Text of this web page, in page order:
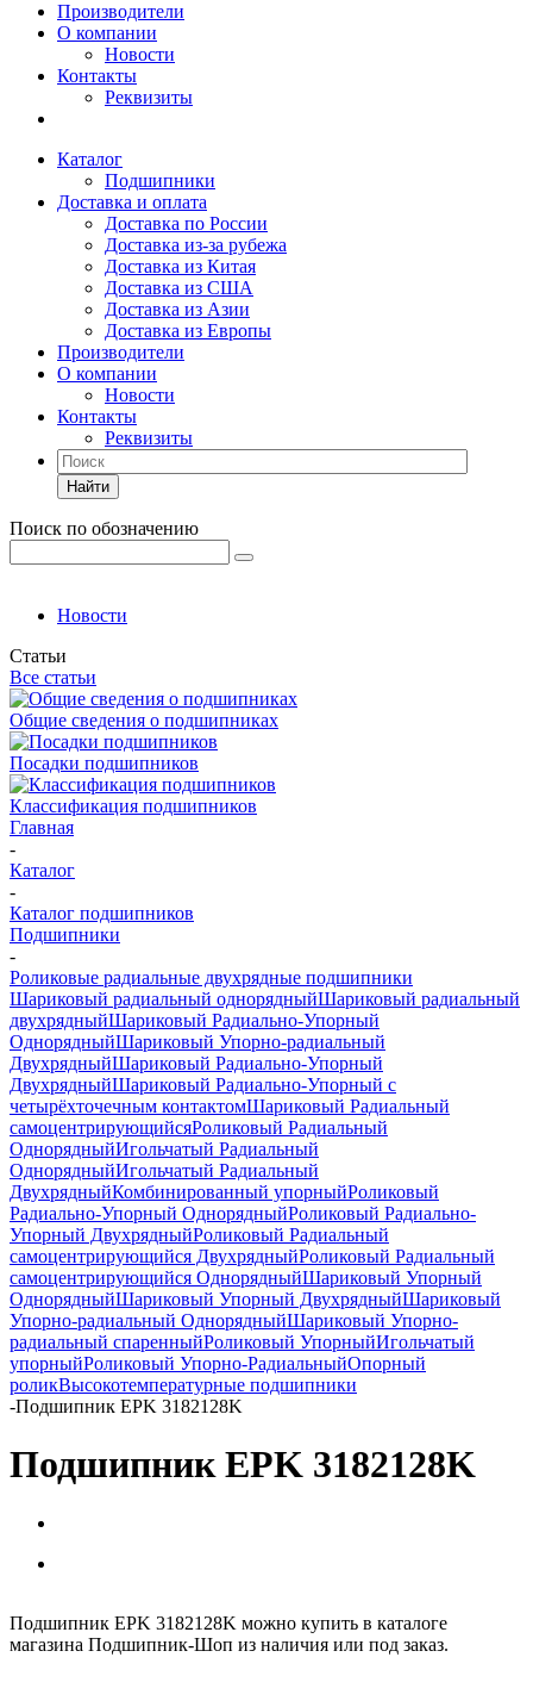
Производители
О компании
Новости
Контакты
Реквизиты
Каталог
Подшипники
Доставка и оплата
Доставка по России
Доставка из-за рубежа
Доставка из Китая
Доставка из США
Доставка из Азии
Доставка из Европы
Производители
О компании
Новости
Контакты
Реквизиты
Найти
Поиск по обозначению
Новости
Статьи
Все статьи
Общие сведения о подшипниках
Посадки подшипников
Классификация подшипников
Главная
-
Каталог
-
Каталог подшипников
Подшипники
-
Роликовые радиальные двухрядные подшипники
Шариковый радиальный однорядныйШариковый радиальный
двухрядныйШариковый Радиально-Упорный
ОднорядныйШариковый Упорно-радиальный
ДвухрядныйШариковый Радиально-Упорный
ДвухрядныйШариковый Радиально-Упорный с
четырёхточечным контактомШариковый Радиальный
самоцентрирующийсяРоликовый Радиальный
ОднорядныйИгольчатый Радиальный
ОднорядныйИгольчатый Радиальный
ДвухрядныйКомбинированный упорныйРоликовый
Радиально-Упорный ОднорядныйРоликовый Радиально-
Упорный ДвухрядныйРоликовый Радиальный
самоцентрирующийся ДвухрядныйРоликовый Радиальный
самоцентрирующийся ОднорядныйШариковый Упорный
ОднорядныйШариковый Упорный ДвухрядныйШариковый
Упорно-радиальный ОднорядныйШариковый Упорно-
радиальный спаренныйРоликовый УпорныйИгольчатый
упорныйРоликовый Упорно-РадиальныйОпорный
роликВысокотемпературные подшипники
-Подшипник EPK 3182128K
Подшипник EPK 3182128K
Подшипник EPK 3182128K можно купить в каталоге
магазина Подшипник-Шоп из наличия или под заказ.